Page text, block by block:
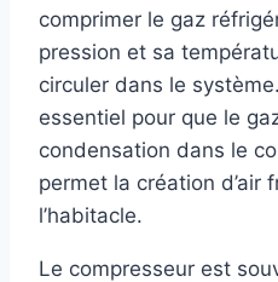
comprimer le gaz
pression et sa
circuler dans le
essentiel pour que le
condensation dans le
permet la création d’air
l’habitacle.
Le compresseur est